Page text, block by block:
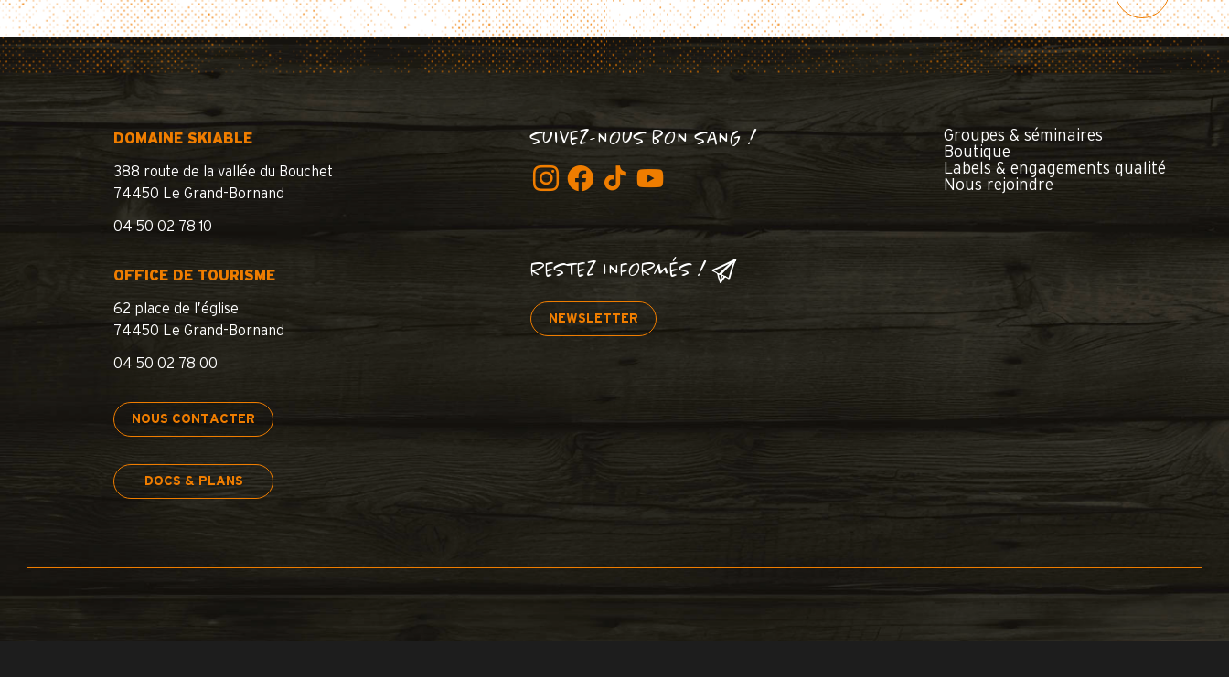
DOMAINE SKIABLE
388 route de la vallée du Bouchet
74450 Le Grand-Bornand
04 50 02 78 10
OFFICE DE TOURISME
62 place de l’église
74450 Le Grand-Bornand
04 50 02 78 00
NOUS CONTACTER
DOCS & PLANS
SUIVEZ-NOUS BON SANG !
RESTEZ INFORMÉS !
NEWSLETTER
Groupes & séminaires
Boutique
Labels & engagements qualité
Nous rejoindre